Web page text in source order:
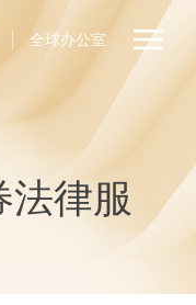
全球办公室
律服